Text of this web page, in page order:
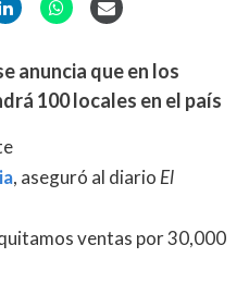
anuncia que en los
100 locales en el país
, aseguró al diario El
ventas por 30,000